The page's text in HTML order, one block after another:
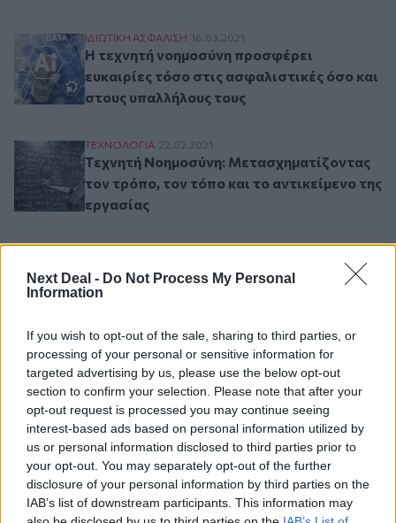
Next Deal - Do Not Process My Personal
Information
If you wish to opt-out of the sale, sharing to third parties, or
processing of your personal or sensitive information for
targeted advertising by us, please use the below opt-out
section to confirm your selection. Please note that after your
opt-out request is processed you may continue seeing
interest-based ads based on personal information utilized by
us or personal information disclosed to third parties prior to
your opt-out. You may separately opt-out of the further
disclosure of your personal information by third parties on the
IAB’s list of downstream participants. This information may
Η τεχνητή νοημοσύνη προσφέρει ευκαιρίες
ΙΔΙΩΤΙΚΗ ΑΣΦAΛΙΣΗ 16.03.2021
Η τεχνητή νοημοσύνη προσφέρει
ευκαιρίες τόσο στις ασφαλιστικές όσο και
στους υπαλλήλους τους
Τεχνητή Νοημοσύνη: Μετασχηματίζοντας τον
ΤΕΧΝΟΛΟΓΙΑ 22.02.2021
Τεχνητή Νοημοσύνη: Μετασχηματίζοντας
τον τρόπο, τον τόπο και το αντικείμενο της
εργασίας
Ποιες είναι οι θέσεις της ευρωπαϊκής
ασφαλιστικής βιομηχανίας σχετικά με την
Σελιδοποίηση
Προηγούμενη σελίδα
Current page
1 Next page
Ροή ειδήσεων Δημοφιλή